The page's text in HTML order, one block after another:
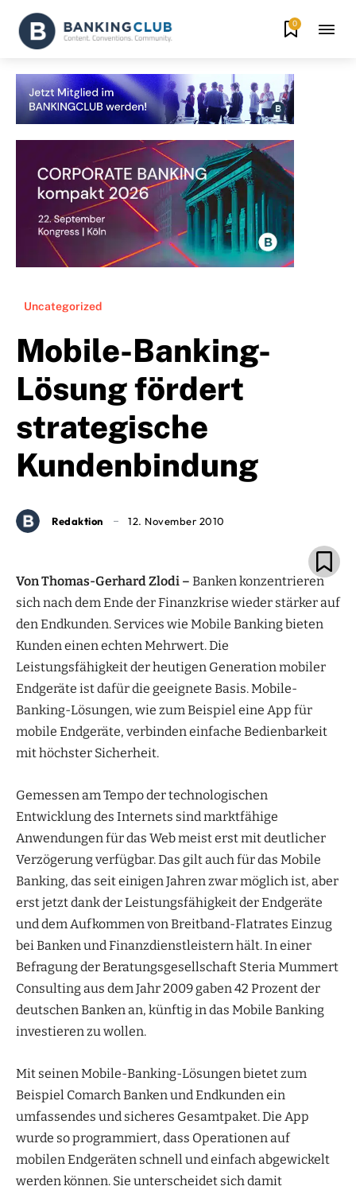
0
Uncategorized
Mobile-Banking-
Lösung fördert
strategische
Kundenbindung
Redaktion 12. November 2010
Von Thomas-Gerhard Zlodi – Banken konzentrieren
sich nach dem Ende der Finanzkrise wieder stärker auf
den Endkunden. Services wie Mobile Banking bieten
Kunden einen echten Mehrwert. Die
Leistungsfähigkeit der heutigen Generation mobiler
Endgeräte ist dafür die geeignete Basis. Mobile-
Banking-Lösungen, wie zum Beispiel eine App für
mobile Endgeräte, verbinden einfache Bedienbarkeit
mit höchster Sicherheit.
Gemessen am Tempo der technologischen
Entwicklung des Internets sind marktfähige
Anwendungen für das Web meist erst mit deutlicher
Verzögerung verfügbar. Das gilt auch für das Mobile
Banking, das seit einigen Jahren zwar möglich ist, aber
erst jetzt dank der Leistungsfähigkeit der Endgeräte
und dem Aufkommen von Breitband-Flatrates Einzug
bei Banken und Finanzdienstleistern hält. In einer
Befragung der Beratungsgesellschaft Steria Mummert
Consulting aus dem Jahr 2009 gaben 42 Prozent der
deutschen Banken an, künftig in das Mobile Banking
investieren zu wollen.
Mit seinen Mobile-Banking-Lösungen bietet zum
Beispiel Comarch Banken und Endkunden ein
umfassendes und sicheres Gesamtpaket. Die App
wurde so programmiert, dass Operationen auf
mobilen Endgeräten schnell und einfach abgewickelt
werden können. Sie unterscheidet sich damit